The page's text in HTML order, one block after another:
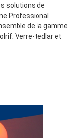
solutions de
Professional
de la gamme
Verre-tedlar et